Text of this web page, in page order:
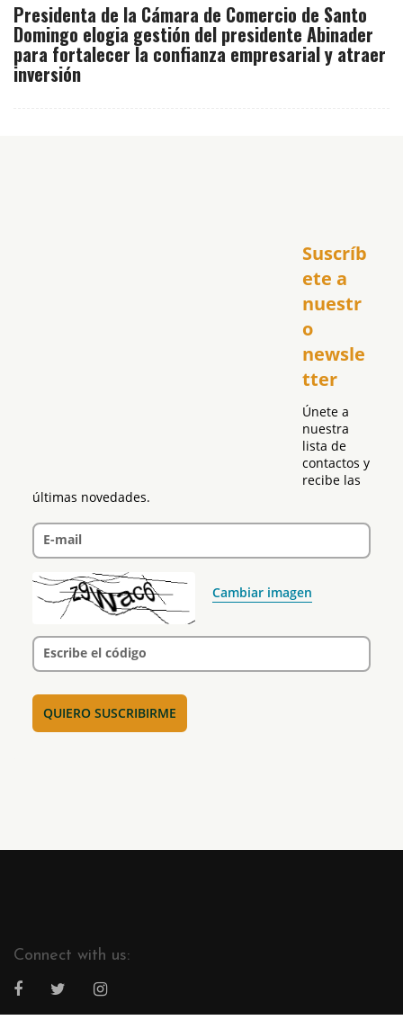
Presidenta de la Cámara de Comercio de Santo
Domingo elogia gestión del presidente Abinader
para fortalecer la confianza empresarial y atraer
inversión
Suscríb
ete a
nuestr
o
newsle
tter
Únete a
nuestra
lista de
contactos y
recibe las
últimas novedades.
E-mail
Cambiar imagen
Escribe el código
Connect with us: